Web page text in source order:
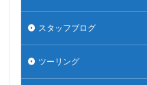
スタッフブログ
ツーリング